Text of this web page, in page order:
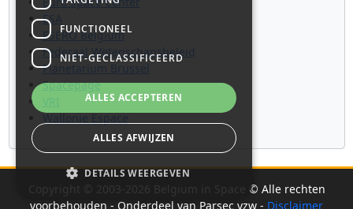
ESA
ESERO Belgium
Federaal Wetenschapsbeleid
Planetarium Brussel
Spacepage
VRI
Wallonie Espace
Copyright © 2003-2026 Belgium in Space © Alle rechten
voorbehouden - Onderdeel van Parsec vzw - Disclaimer
FUNCTIONEEL
NIET-GECLASSIFICEERD
ALLES ACCEPTEREN
ALLES AFWIJZEN
DETAILS WEERGEVEN